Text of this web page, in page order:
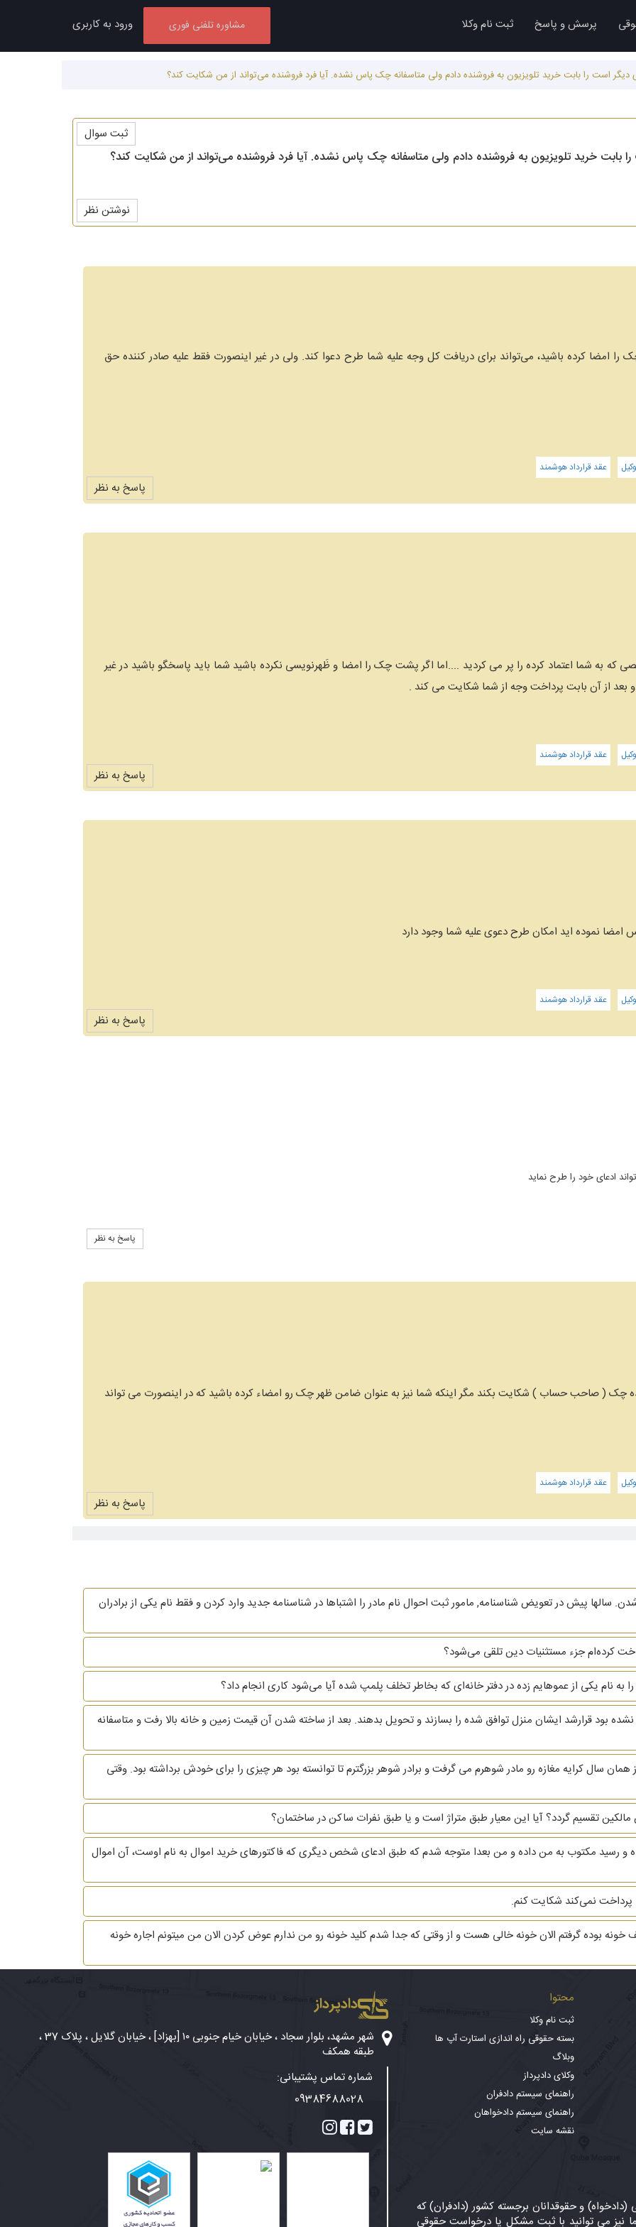
پرسش و پاسخ ثبت نام وکلا مشاوره تلفنی فوری ورود به کاربری
است را بابت خرید تلویزیون به فروشنده دادم ولی متاسفانه چک پاس نشده. آیا فرد فروشنده می‌تواند از من شکایت کند؟
بابت خرید تلویزیون به فروشنده دادم ولی متاسفانه چک پاس نشده. آیا فرد فروشنده می‌تواند از من شکایت کند؟
نوشتن نظر
ثبت سوال
امضا کرده باشید، می‌تواند برای دریافت کل وجه علیه شما طرح دعوا کند. ولی در غیر اینصورت فقط علیه صادر کننده حق
عقد قرارداد هوشمند
پاسخ به نظر
به شما اعتماد کرده را پر می کردید ....اما اگر پشت چک را امضا و ظَهرنویسی نکرده باشید شما باید پاسخگو باشید در غیر
بعد از آن بابت پرداخت وجه از شما شکایت می کند .
عقد قرارداد هوشمند
پاسخ به نظر
نموده اید امکان طرح دعوی علیه شما وجود دارد
عقد قرارداد هوشمند
پاسخ به نظر
ادعای خود را طرح نماید
پاسخ به نظر
چک ( صاحب حساب ) شکایت بکند مگر اینکه شما نیز به عنوان ضامن ظهر چک رو امضاء کرده باشید که در اینصورت می تواند
عقد قرارداد هوشمند
پاسخ به نظر
سالها پیش در تعویض شناسنامه, مامور ثبت احوال نام مادر را اشتباها در شناسنامه جدید وارد کردن و فقط نام یکی از برادران
کرده‌ام جزء مستثنیات دین تلقی می‌شود؟
نام یکی از عموهایم زده در دفتر خانه‌ای که بخاطر تخلف پلمپ شده آیا می‌شود کاری انجام داد؟
نشده بود قرارشد ایشان منزل توافق شده را بسازند و تحویل بدهند. بعد از ساخته شدن آن قیمت زمین و خانه بالا رفت و متاسفانه
پدر شوهرم سال ۹۲ فوت شدن. از همان سال کرایه مغازه رو مادر شوهرم می گرفت و برادر شوهر بزرگترم تا توانسته بود هر چیزی را برای خودش برداشته بود. وقتی
مالکین تقسیم گردد؟ آیا این معیار طبق متراژ است و یا طبق نفرات ساکن در ساختمان؟
و رسید مکتوب به من داده و من بعدا متوجه شدم که طبق ادعای شخص دیگری که فاکتورهای خرید اموال به نام اوست، آن اموال
پرداخت نمی‌کند شکایت کنم.
بوده گرفتم الان خونه خالی هست و از وقتی که جدا شدم کلید خونه رو من ندارم عوض کردن الان من میتونم اجاره خونه
محتوا
ثبت نام وکلا
بسته حقوقی راه اندازی استارت آپ ها
وبلاگ
وکلای دادپرداز
راهنمای سیستم دادفران
راهنمای سیستم دادخواهان
نقشه سایت
و حقوقدانان برجسته کشور (دادفران) که
می توانید با ثبت مشکل یا درخواست حقوقی
دادپرداز
شهر مشهد، بلوار سجاد ، خیابان خیام جنوبی ۱۰ [بهزاد] ، خیابان گلایل ، پلاک 37 ،
طبقه همکف
شماره تماس پشتیبانی:
09384688028